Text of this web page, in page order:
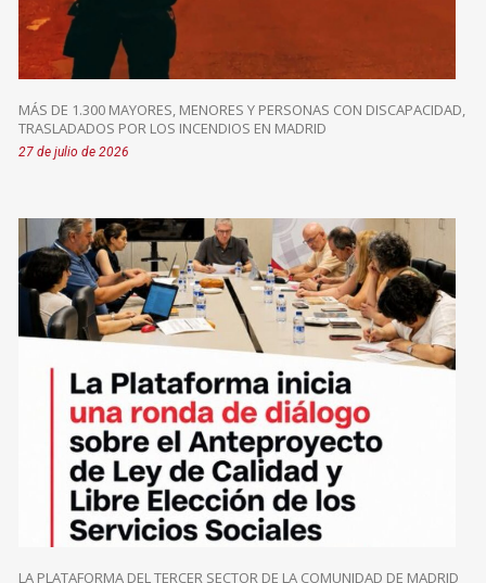
MÁS DE 1.300 MAYORES, MENORES Y PERSONAS CON DISCAPACIDAD,
TRASLADADOS POR LOS INCENDIOS EN MADRID
27 de julio de 2026
LA PLATAFORMA DEL TERCER SECTOR DE LA COMUNIDAD DE MADRID